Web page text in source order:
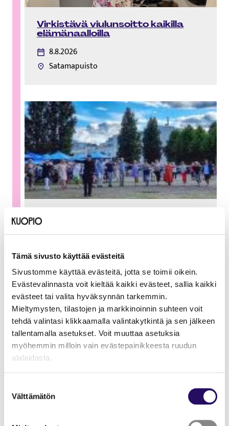
Tämä sivusto käyttää evästeitä
Sivustomme käyttää evästeitä, jotta se toimii oikein.
Evästevalinnasta voit kieltää kaikki evästeet, sallia kaikki
evästeet tai valita hyväksynnän tarkemmin.
Mieltymysten, tilastojen ja markkinoinnin suhteen voit
tehdä valintasi klikkaamalla valintakytkintä ja sen jälkeen
tallentamalla asetukset. Voit muuttaa asetuksia
myöhemmin milloin vain evästepainikkeesta ruudun
alalaidasta.
Lue lisää sivustostamme ja evästeistä
valinta
Välttämätön
Virkistävä viulunsoitto kaikilla
elämänaalloilla
8.8.2026
Satamapuisto
Suomen pisin kreikkalaisen
tanssin ketju
Kuopion satamatori